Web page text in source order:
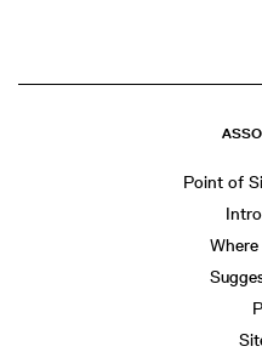
Point of